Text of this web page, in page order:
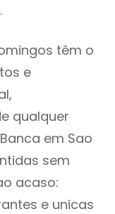
têm o
e
qualquer
em Sao
sem
acaso:
e unicas